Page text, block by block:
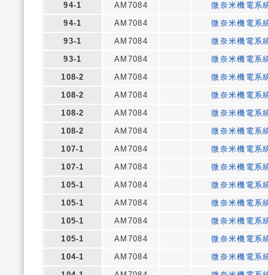
94-1
AM7084
微奈米機電系
94-1
AM7084
微奈米機電系
93-1
AM7084
微奈米機電系
93-1
AM7084
微奈米機電系
108-2
AM7084
微奈米機電系
108-2
AM7084
微奈米機電系
108-2
AM7084
微奈米機電系
108-2
AM7084
微奈米機電系
107-1
AM7084
微奈米機電系
107-1
AM7084
微奈米機電系
105-1
AM7084
微奈米機電系
105-1
AM7084
微奈米機電系
105-1
AM7084
微奈米機電系
105-1
AM7084
微奈米機電系
104-1
AM7084
微奈米機電系